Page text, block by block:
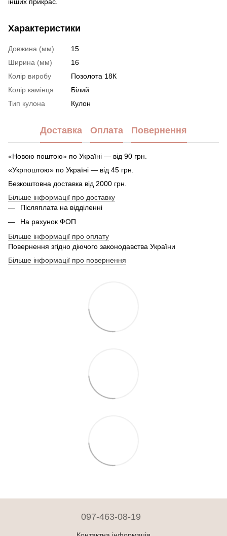
Характеристики
Довжина (мм)
15
Ширина (мм)
16
Колір виробу
Позолота 18К
Колір камінця
Білий
Тип кулона
Кулон
Доставка Оплата Повернення
«Новою поштою» по Україні — від 90 грн.
«Укрпоштою» по Україні — від 45 грн.
Безкоштовна доставка від 2000 грн.
Більше інформації про доставку
Післяплата на відділенні
На рахунок ФОП
Більше інформації про оплату
Повернення згідно діючого законодавства України
Більше інформації про повернення
097-463-08-19